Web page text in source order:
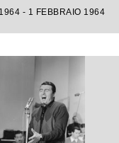
- 1 FEBBRAIO 1964